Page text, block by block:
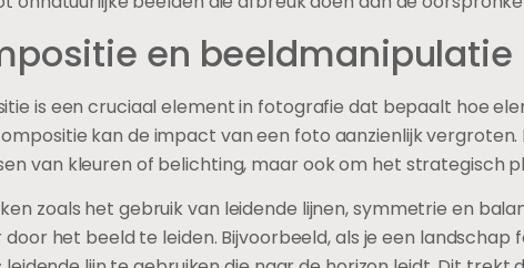
en beeldmanipulatie
is een cruciaal element in fotografie dat bepaalt hoe
kan de impact van een foto aanzienlijk
van kleuren of belichting, maar ook om het strategisch
zoals het gebruik van leidende lijnen, symmetrie en
door het beeld te leiden. Bijvoorbeeld, als je een